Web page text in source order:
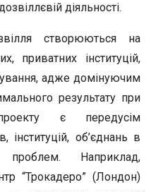
діяльності.
створюються на
приватних інституцій,
адже домінуючим
результату при
є передусім
інституцій, об’єднань в
проблем. Наприклад,
“Трокадеро” (Лондон)